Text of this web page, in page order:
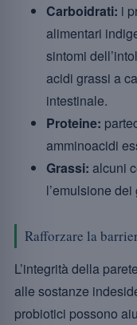
Carboidrati: i
alimentari
sintomi
acidi grassi a
intestinale.
Proteine:
amminoacidi
Grassi: alcuni
l’emulsione
Rafforzare la
L’integrità della
alle sostanze
probiotici possono